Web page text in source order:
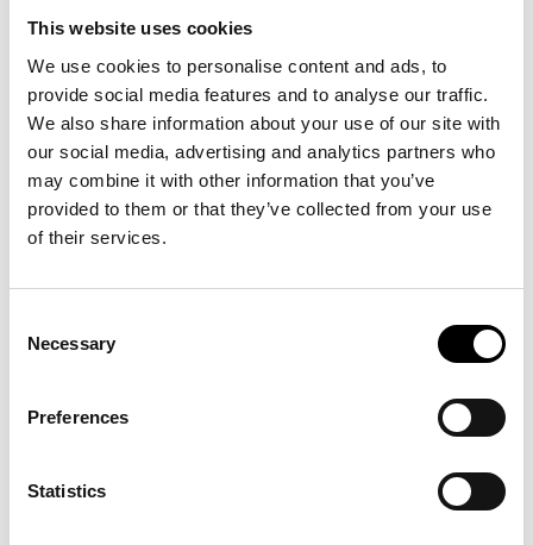
This website uses cookies
We use cookies to personalise content and ads, to
provide social media features and to analyse our traffic.
We also share information about your use of our site with
our social media, advertising and analytics partners who
may combine it with other information that you’ve
provided to them or that they’ve collected from your use
of their services.
Selection
Necessary
Preferences
Statistics
Foundation, Neuss (2022); Dallas Museum of Art, Dallas
(2021); og MAMbo, Bologna (2019).
Han udstillede på Venedigbiennalen i 2017 og 2022.
Solarstaligia på ARKEN er hans første soloudstilling i
Skandinavien.
Han er lige nu aktuel frem til marts 2027 med bl.a. HARD CORE
på MONA på Tasmanien, hvor der både er nogle af værkerne
fra Arken og helt nye værker.
MONA.